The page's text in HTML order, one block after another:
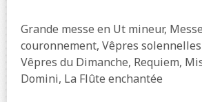
Grande messe en Ut mineur,
couronnement, Vêpres
Vêpres du Dimanche, Requiem,
Domini, La Flûte enchantée